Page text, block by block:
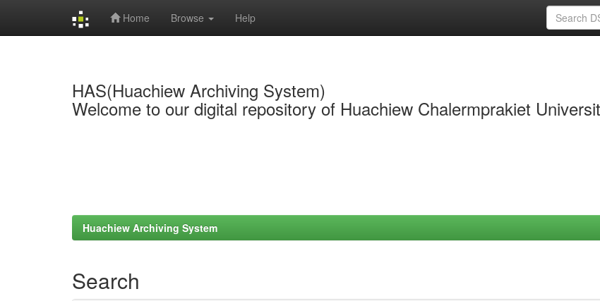
Home Browse Help
HAS(Huachiew Archiving System)
Welcome to our digital repository of Huachiew Chalermprakiet
Huachiew Archiving System
Search